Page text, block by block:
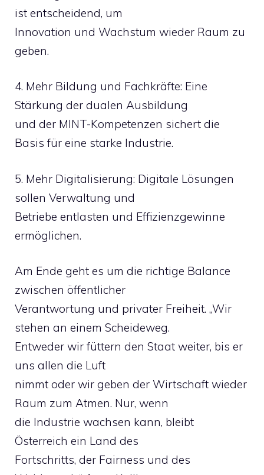
ist entscheidend, um
Innovation und Wachstum wieder Raum zu
geben.
4. Mehr Bildung und Fachkräfte: Eine
Stärkung der dualen Ausbildung
und der MINT-Kompetenzen sichert die
Basis für eine starke Industrie.
5. Mehr Digitalisierung: Digitale Lösungen
sollen Verwaltung und
Betriebe entlasten und Effizienzgewinne
ermöglichen.
Am Ende geht es um die richtige Balance
zwischen öffentlicher
Verantwortung und privater Freiheit. „Wir
stehen an einem Scheideweg.
Entweder wir füttern den Staat weiter, bis er
uns allen die Luft
nimmt oder wir geben der Wirtschaft wieder
Raum zum Atmen. Nur, wenn
die Industrie wachsen kann, bleibt
Österreich ein Land des
Fortschritts, der Fairness und des